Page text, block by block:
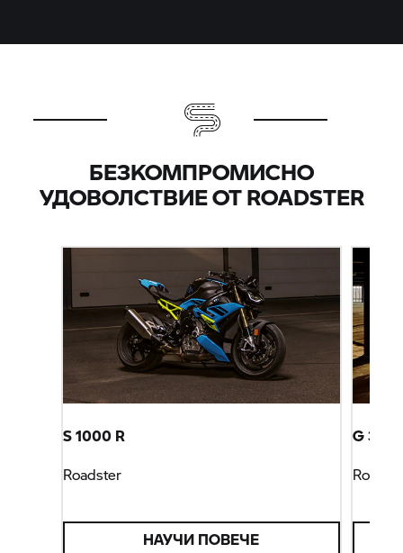
БЕЗКОМПРОМИСНО
УДОВОЛСТВИЕ ОТ ROADSTER
S 1000 R
Roadster
НАУЧИ ПОВЕЧЕ
G 310